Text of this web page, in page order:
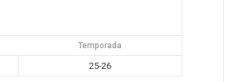
Temporada
25-26